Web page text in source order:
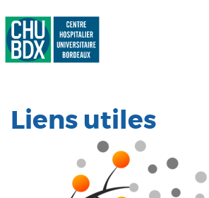
Liens utiles